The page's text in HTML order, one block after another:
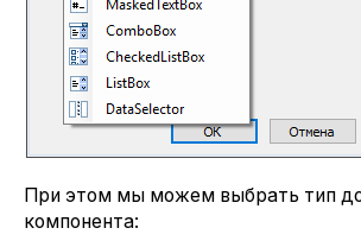
При этом мы можем выбрать тип
компонента: